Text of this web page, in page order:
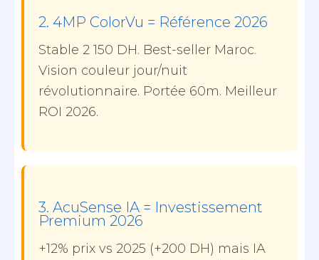
2. 4MP ColorVu = Référence 2026
Stable 2 150 DH. Best-seller Maroc.
Vision couleur jour/nuit
révolutionnaire. Portée 60m. Meilleur
ROI 2026.
3. AcuSense IA = Investissement
Premium 2026
+12% prix vs 2025 (+200 DH) mais IA